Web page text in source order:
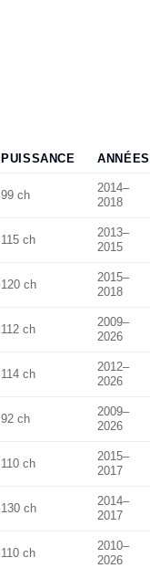
PUISSANCE ANNÉES
99 ch
2014–
2018
115 ch
2013–
2015
120 ch
2015–
2018
112 ch
2009–
2026
114 ch
2012–
2026
92 ch
2009–
2026
110 ch
2015–
2017
130 ch
2014–
2017
110 ch
2010–
2026